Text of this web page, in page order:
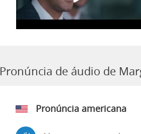
Pronúncia de áudio de
Pronúncia americana